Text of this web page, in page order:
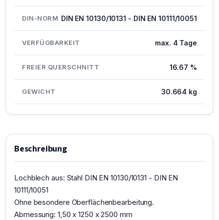
DIN-NORM DIN EN 10130/10131 - DIN EN 10111/10051
VERFÜGBARKEIT max. 4 Tage
FREIER QUERSCHNITT 16.67 %
GEWICHT 30.664 kg
Beschreibung
Lochblech aus: Stahl DIN EN 10130/10131 - DIN EN
10111/10051
Ohne besondere Oberflächenbearbeitung.
Abmessung: 1,50 x 1250 x 2500 mm